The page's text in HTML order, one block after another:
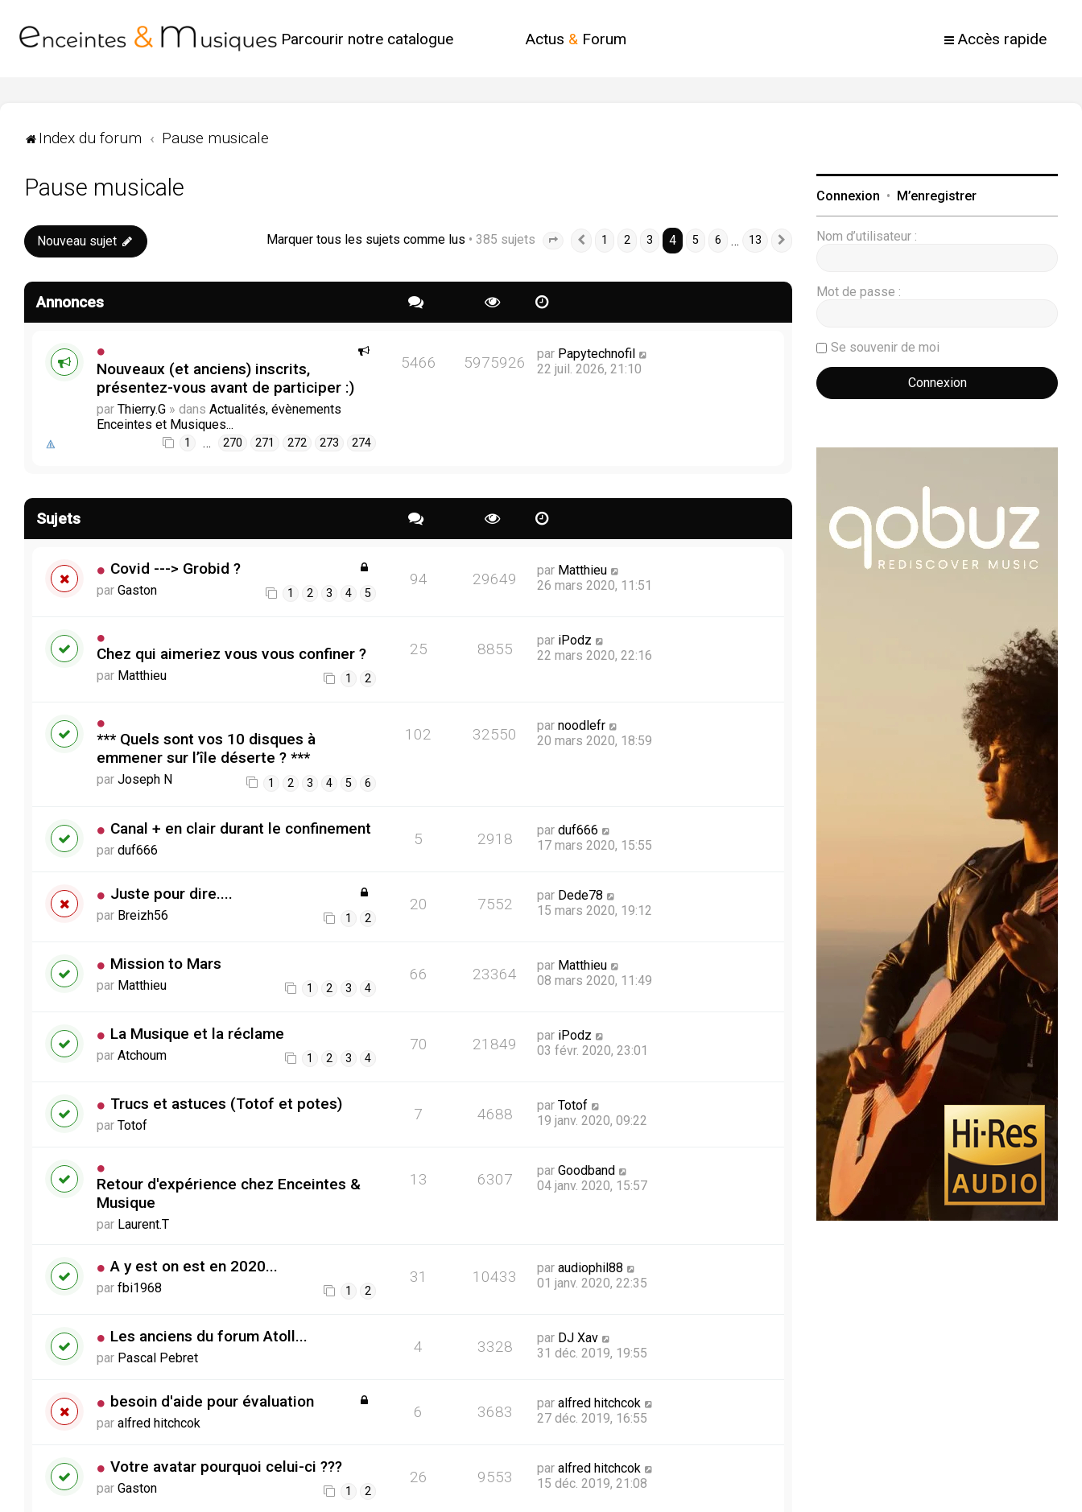
Accès rapide
Parcourir notre catalogue Actus & Forum
Index du forum Pause musicale
Pause musicale
Nouveau sujet Marquer tous les sujets comme lus • 385 sujets Page sur 13
Précédente
1 2 3 4 5 6 … 13 Suivante
Annonces
Nouveaux (et anciens) inscrits,
présentez-vous avant de participer :)
par Thierry.G » dans Actualités, évènements
Enceintes et Musiques...
1 … 270 271 272 273 274
5466 5975926 par Papytechnofil
22 juil. 2026, 21:10
Sujets
Covid ---> Grobid ?
par Gaston 1 2 3 4 5
94 29649 par Matthieu
26 mars 2020, 11:51
Chez qui aimeriez vous vous confiner ?
par Matthieu 1 2
25 8855 par iPodz
22 mars 2020, 22:16
*** Quels sont vos 10 disques à
emmener sur l’île déserte ? ***
par Joseph N 1 2 3 4 5 6
102 32550 par noodlefr
20 mars 2020, 18:59
Canal + en clair durant le confinement
par duf666
5 2918 par duf666
17 mars 2020, 15:55
Juste pour dire....
par Breizh56 1 2
20 7552 par Dede78
15 mars 2020, 19:12
Mission to Mars
par Matthieu 1 2 3 4
66 23364 par Matthieu
08 mars 2020, 11:49
La Musique et la réclame
par Atchoum 1 2 3 4
70 21849 par iPodz
03 févr. 2020, 23:01
Trucs et astuces (Totof et potes)
par Totof
7 4688 par Totof
19 janv. 2020, 09:22
Retour d'expérience chez Enceintes &
Musique
par Laurent.T
13 6307 par Goodband
04 janv. 2020, 15:57
A y est on est en 2020...
par fbi1968 1 2
31 10433 par audiophil88
01 janv. 2020, 22:35
Les anciens du forum Atoll...
par Pascal Pebret
4 3328 par DJ Xav
31 déc. 2019, 19:55
besoin d'aide pour évaluation
par alfred hitchcok
6 3683 par alfred hitchcok
27 déc. 2019, 16:55
Votre avatar pourquoi celui-ci ???
par Gaston 1 2
26 9553 par alfred hitchcok
15 déc. 2019, 21:08
Connexion • M’enregistrer
Nom d’utilisateur :
Mot de passe :
Se souvenir de moi